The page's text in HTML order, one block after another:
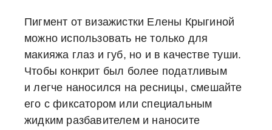
Пигмент от визажистки Елены Крыгиной
можно использовать не только для
макияжа глаз и губ, но и в качестве туши.
Чтобы конкрит был более податливым
и легче наносился на ресницы, смешайте
его с фиксатором или специальным
жидким разбавителем и наносите